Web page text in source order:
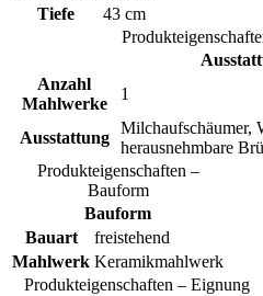
Tiefe
43 cm
Anzahl
Mahlwerke
1
Ausstattung
Milchaufschäumer,
herausnehmbare
Produkteigenschaften –
Bauform
Bauform
Bauart
freistehend
Mahlwerk Keramikmahlwerk
Produkteigenschaften – Eignung